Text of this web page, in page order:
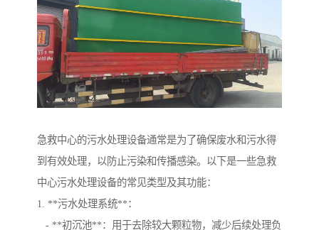
急救中心的污水处理设备通常是为了确保废水和污水得
到有效处理，以防止污染和传播感染。以下是一些急救
中心污水处理设备的常见类型及其功能：
1. **污水处理系统**：
- **初沉池**：用于去除较大颗粒物，减少后续处理负